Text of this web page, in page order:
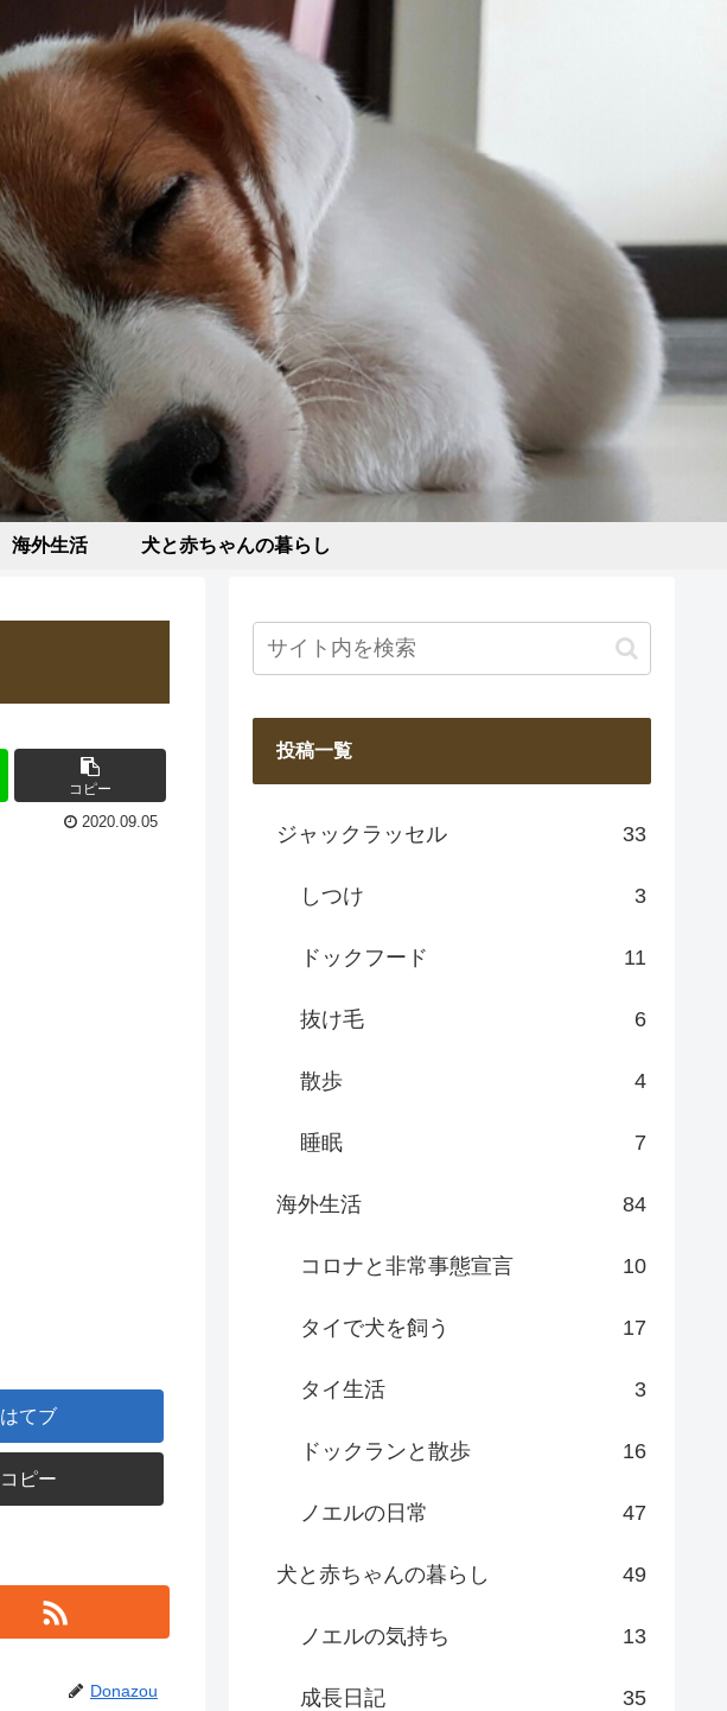
海外生活 犬と赤ちゃんの暮らし
コピー
2020.09.05
はてブ
コピー
Donazou
投稿一覧
ジャックラッセル 33
しつけ 3
ドックフード 11
抜け毛 6
散歩 4
睡眠 7
海外生活 84
コロナと非常事態宣言 10
タイで犬を飼う 17
タイ生活 3
ドックランと散歩 16
ノエルの日常 47
犬と赤ちゃんの暮らし 49
ノエルの気持ち 13
成長日記 35